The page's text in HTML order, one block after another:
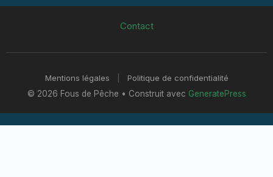
Contact
Mentions légales
Politique de confidentialité
© 2026 Fous de Pêche • Construit avec GeneratePress